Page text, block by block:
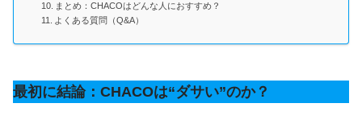
まとめ：CHACOはどんな人におすすめ？
よくある質問（Q&A）
最初に結論：CHACOは“ダサい”のか？